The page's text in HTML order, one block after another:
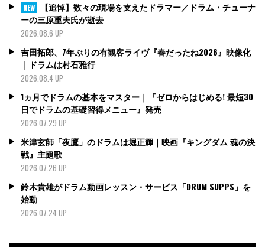
NEW
【追悼】数々の現場を支えたドラマー／ドラム・チューナ
ーの三原重夫氏が逝去
2026.08.6 UP
吉田拓郎、7年ぶりの有観客ライヴ『春だったね2026』映像化
｜ドラムは村石雅行
2026.08.4 UP
1ヵ月でドラムの基本をマスター｜『ゼロからはじめる! 最短30
日でドラムの基礎習得メニュー』発売
2026.07.29 UP
米津玄師「夜鷹」のドラムは堀正輝｜映画『キングダム 魂の決
戦』主題歌
2026.07.26 UP
鈴木貴雄がドラム動画レッスン・サービス「DRUM SUPPS」を
始動
2026.07.24 UP